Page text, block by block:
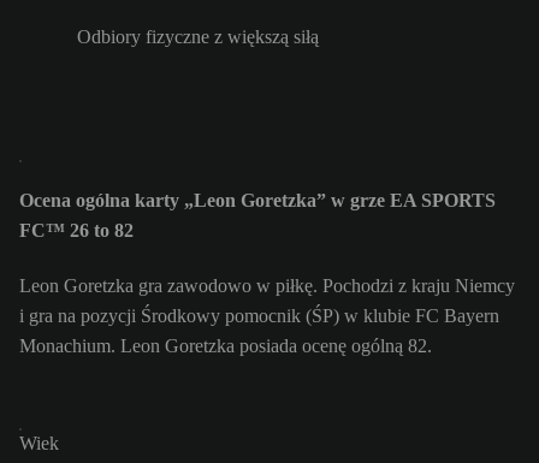
Odbiory fizyczne z większą siłą
Ocena ogólna karty „Leon Goretzka” w grze EA SPORTS
FC™ 26 to 82
Leon Goretzka gra zawodowo w piłkę. Pochodzi z kraju Niemcy
i gra na pozycji Środkowy pomocnik (ŚP) w klubie FC Bayern
Monachium. Leon Goretzka posiada ocenę ogólną 82.
Wiek